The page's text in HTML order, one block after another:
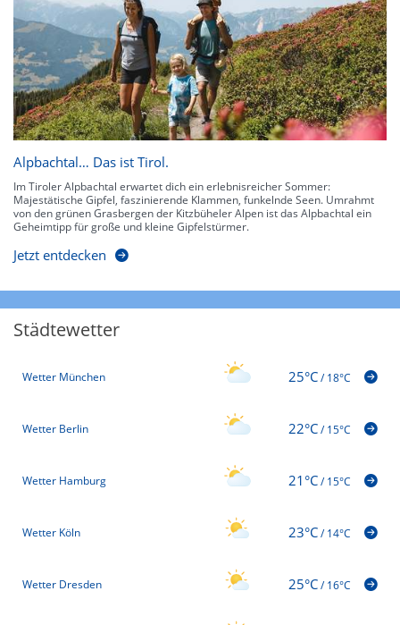
Alpbachtal… Das ist Tirol.
Im Tiroler Alpbachtal erwartet dich ein erlebnisreicher Sommer:
Majestätische Gipfel, faszinierende Klammen, funkelnde Seen. Umrahmt
von den grünen Grasbergen der Kitzbüheler Alpen ist das Alpbachtal ein
Geheimtipp für große und kleine Gipfelstürmer.
Jetzt entdecken
Städtewetter
Wetter München 25°C/18°C
Wetter Berlin 22°C/15°C
Wetter Hamburg 21°C/15°C
Wetter Köln 23°C/14°C
Wetter Dresden 25°C/16°C